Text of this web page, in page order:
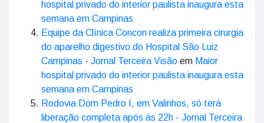
hospital privado do interior paulista inaugura esta
semana em Campinas
Equipe da Clínica Concon realiza primeira cirurgia
do aparelho digestivo do Hospital São Luiz
Campinas - Jornal Terceira Visão em Maior
hospital privado do interior paulista inaugura esta
semana em Campinas
Rodovia Dom Pedro I, em Valinhos, só terá
liberação completa após às 22h - Jornal Terceira